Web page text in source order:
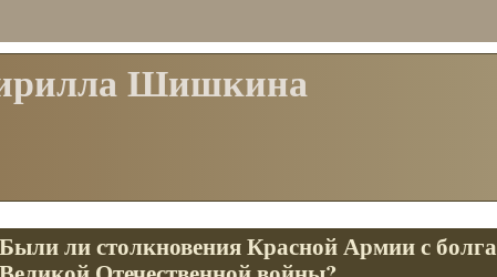
Шишкина
Были ли столкновения Красной Армии с